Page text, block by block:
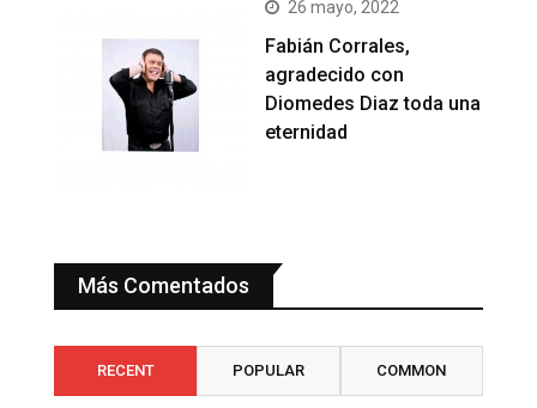
26 mayo, 2022
Fabián Corrales,
agradecido con
Diomedes Diaz toda una
eternidad
Más Comentados
RECENT POPULAR COMMON